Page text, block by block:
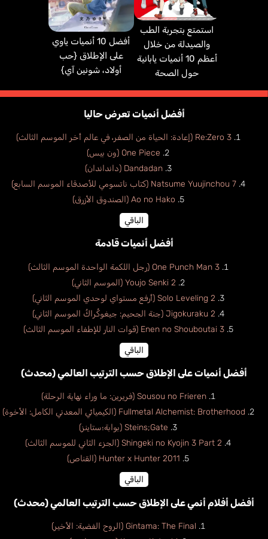
استمتع بتجربة الطب
والصيدلة من خلال
أعظم 10 أنميات يابانية
حول الصحة
أفضل 10 أنميات ياوي
على الإطلاق {حب
أولاد، شونين آي}
أفضل أنميات تعرض حاليا
Re:Zero 3 (إعادة: الحياة من الصفر، في عالم أخر الموسم الثالث)
One Piece (ون بيس)
Dandadan (دانداندان)
Natsume Yuujinchou 7 (كتاب ناتسومي للأصدقاء الموسم السابع)
Ao no Hako (الصندوق الأزرق)
الباقي
أفضل أنميات قادمة
One Punch Man 3 (رجل اللكمة الواحدة الموسم الثالث)
Youjo Senki 2 (الموسم الثاني)
Solo Leveling 2 (أرفع مستواي لوحدي الموسم الثاني)
Jigokuraku 2 (جنة الجحيم: جيغوكُراكُ الموسم الثاني)
Enen no Shouboutai 3 (قوات النار للإطفاء الموسم الثالث)
الباقي
أفضل أنميات على الإطلاق حسب الترتيب العالمي (محدث)
Sousou no Frieren (فريرين: ما وراء نهاية الرحلة)
Fullmetal Alchemist: Brotherhood (الكيميائي المعدني الكامل: الأخوة)
Steins;Gate (بوابة؛ستاينز)
Shingeki no Kyojin 3 Part 2 (الجزء الثاني للموسم الثالث)
Hunter x Hunter 2011 (القناص)
الباقي
أفضل أفلام أنمي على الإطلاق حسب الترتيب العالمي (محدث)
Gintama: The Final (الروح الفضية: الأخير)